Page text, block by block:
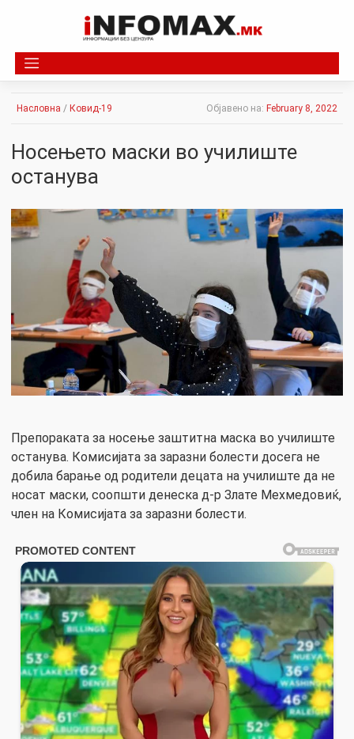
Насловна / Ковид-19 Објавено на: February 8, 2022
Носењето маски во училиште
останува
Препораката за носење заштитна маска во училиште
останува. Комисијата за заразни болести досега не
добила барање од родители децата на училиште да не
носат маски, соопшти денеска д-р Злате Мехмедовиќ,
член на Комисијата за заразни болести.